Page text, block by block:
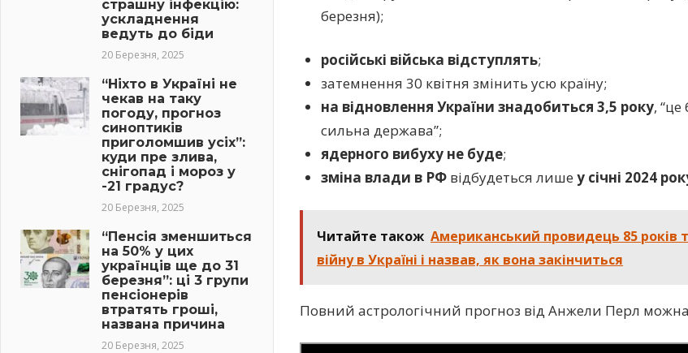
березня);
російські війська відступлять;
затемнення 30 квітня змінить усю країну;
на відновлення України знадобиться 3,5 року, “це
сильна держава”;
ядерного вибуху не буде;
зміна влади в РФвідбудеться лише у січні 2024
Читайте також Американський провидець 85 років
війну в Україні і назвав, як вона закінчиться
Повний астрологічний прогноз від Анжели Перл
страшну інфекцію:
ускладнення
ведуть до біди
20 Березня, 2025
“Ніхто в Україні не
чекав на таку
погоду, прогноз
синоптиків
приголомшив усіх”:
куди пре злива,
снігопад і мороз у
-21 градус?
20 Березня, 2025
“Пенсія зменшиться
на 50% у цих
українців ще до 31
березня”: ці 3 групи
пенсіонерів
втратять гроші,
названа причина
20 Березня, 2025